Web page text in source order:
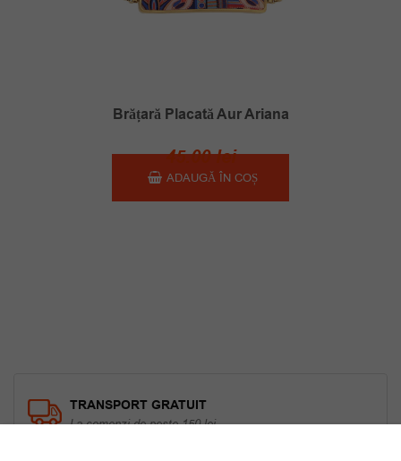
Brățară Placată Aur Ariana
45.00lei
ADAUGĂ ÎN COȘ
TRANSPORT GRATUIT
La comenzi de peste 150 lei